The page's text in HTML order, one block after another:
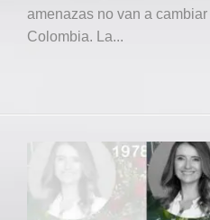
amenazas no van a
Colombia. La...